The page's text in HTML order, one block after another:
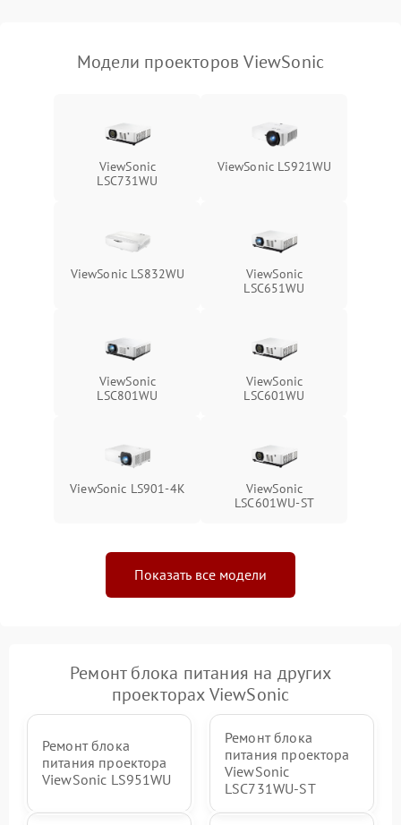
Модели проекторов ViewSonic
ViewSonic
LSC731WU
ViewSonic LS921WU
ViewSonic LS832WU
ViewSonic
LSC651WU
ViewSonic
LSC801WU
ViewSonic
LSC601WU
ViewSonic LS901-4K
ViewSonic
LSC601WU-ST
Показать все модели
Ремонт блока питания на других
проекторах ViewSonic
Ремонт блока
питания проектора
ViewSonic LS951WU
Ремонт блока
питания проектора
ViewSonic
LSC731WU-ST